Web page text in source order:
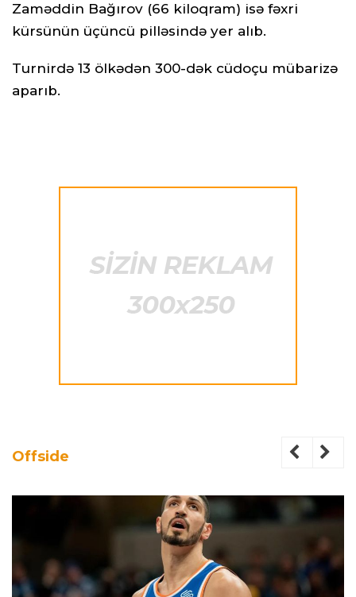
Zaməddin Bağırov (66 kiloqram) isə fəxri
kürsünün üçüncü pilləsində yer alıb.
Turnirdə 13 ölkədən 300-dək cüdoçu mübarizə
aparıb.
Offside